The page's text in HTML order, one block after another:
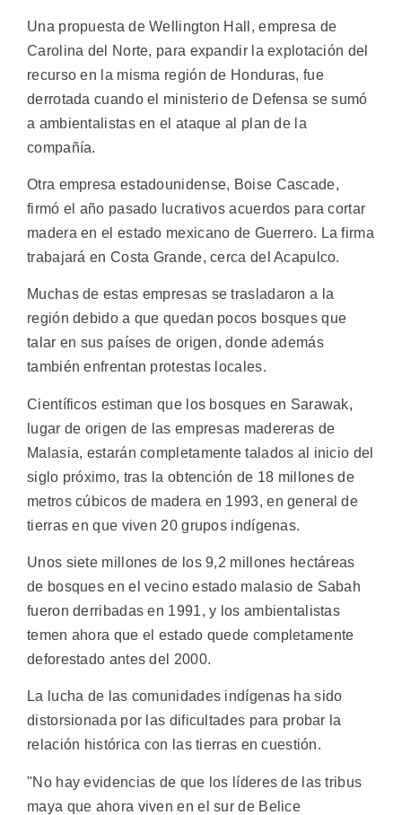
Una propuesta de Wellington Hall, empresa de
Carolina del Norte, para expandir la explotación del
recurso en la misma región de Honduras, fue
derrotada cuando el ministerio de Defensa se sumó
a ambientalistas en el ataque al plan de la
compañía.
Otra empresa estadounidense, Boise Cascade,
firmó el año pasado lucrativos acuerdos para cortar
madera en el estado mexicano de Guerrero. La firma
trabajará en Costa Grande, cerca del Acapulco.
Muchas de estas empresas se trasladaron a la
región debido a que quedan pocos bosques que
talar en sus países de origen, donde además
también enfrentan protestas locales.
Científicos estiman que los bosques en Sarawak,
lugar de origen de las empresas madereras de
Malasia, estarán completamente talados al inicio del
siglo próximo, tras la obtención de 18 millones de
metros cúbicos de madera en 1993, en general de
tierras en que viven 20 grupos indígenas.
Unos siete millones de los 9,2 millones hectáreas
de bosques en el vecino estado malasio de Sabah
fueron derribadas en 1991, y los ambientalistas
temen ahora que el estado quede completamente
deforestado antes del 2000.
La lucha de las comunidades indígenas ha sido
distorsionada por las dificultades para probar la
relación histórica con las tierras en cuestión.
"No hay evidencias de que los líderes de las tribus
maya que ahora viven en el sur de Belice